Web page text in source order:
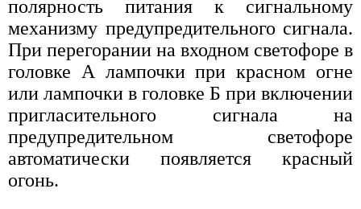
полярность питания к сигнальному
механизму предупредительного сигнала.
При перегорании на входном светофоре в
головке А лампочки при красном огне
или лампочки в головке Б при включении
пригласительного сигнала на
предупредительном светофоре
автоматически появляется красный
огонь.